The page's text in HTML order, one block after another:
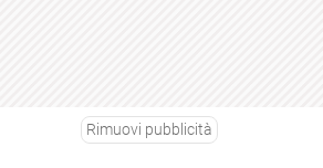
Rimuovi pubblicità